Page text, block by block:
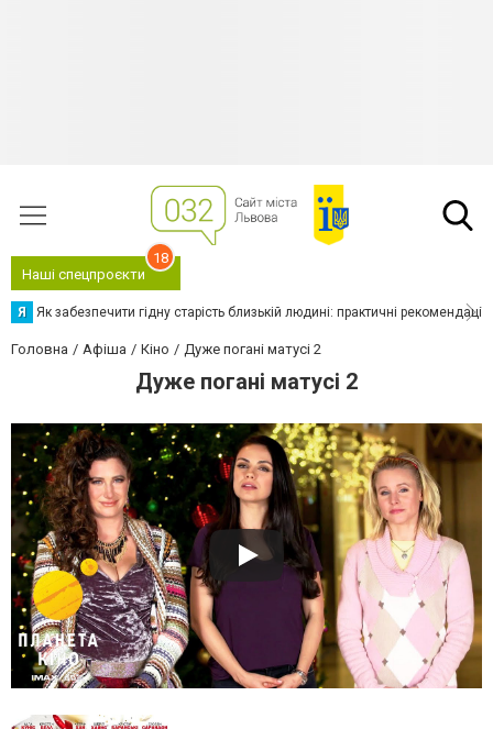
Наші спецпроєкти
18
Я Як забезпечити гідну старість близькій людині: практичні рекомендації
Головна Афіша Кіно Дуже погані матусі 2
Дуже погані матусі 2